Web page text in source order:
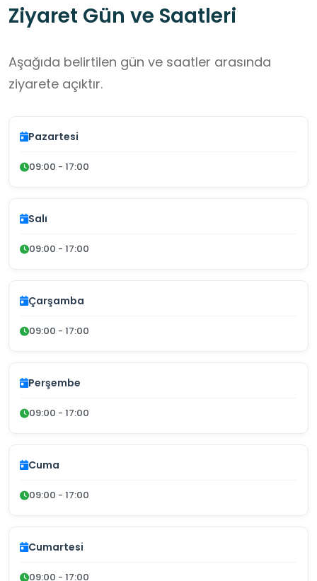
Ziyaret Gün ve Saatleri
Aşağıda belirtilen gün ve saatler arasında
ziyarete açıktır.
Pazartesi
09:00 - 17:00
Salı
09:00 - 17:00
Çarşamba
09:00 - 17:00
Perşembe
09:00 - 17:00
Cuma
09:00 - 17:00
Cumartesi
09:00 - 17:00